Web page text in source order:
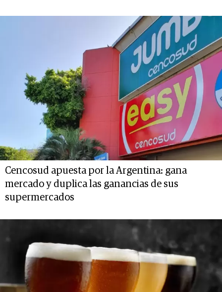
Cencosud apuesta por la Argentina: gana
mercado y duplica las ganancias de sus
supermercados